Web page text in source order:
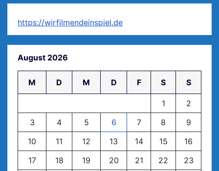
https://wirfilmendeinspiel.de
August 2026
M D M D F S S
1
2
3
4 5 6 7 8
9
10
11 12 13 14 15
16
17
18 19 20 21 22
23